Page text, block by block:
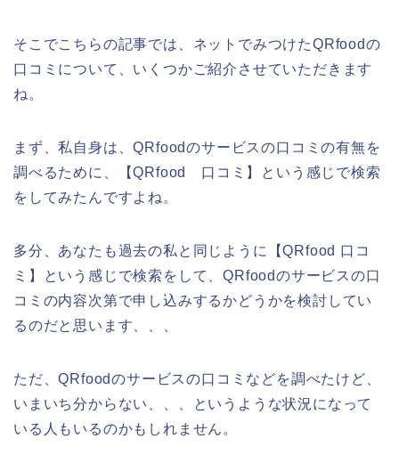
そこでこちらの記事では、ネットでみつけたQRfoodの
口コミについて、いくつかご紹介させていただきます
ね。
まず、私自身は、QRfoodのサービスの口コミの有無を
調べるために、【QRfood 口コミ】という感じで検索
をしてみたんですよね。
多分、あなたも過去の私と同じように【QRfood 口コ
ミ】という感じで検索をして、QRfoodのサービスの口
コミの内容次第で申し込みするかどうかを検討してい
るのだと思います、、、
ただ、QRfoodのサービスの口コミなどを調べたけど、
いまいち分からない、、、というような状況になって
いる人もいるのかもしれません。